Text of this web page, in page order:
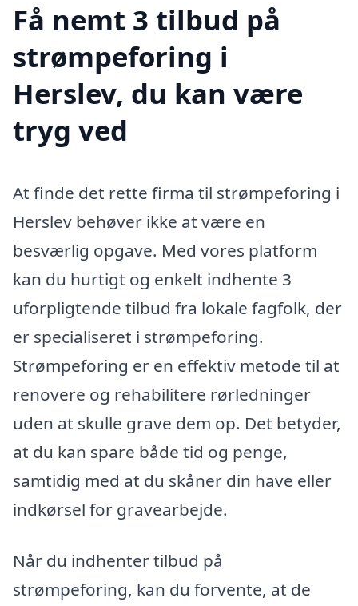
Få nemt 3 tilbud på
strømpeforing i
Herslev, du kan være
tryg ved
At finde det rette firma til strømpeforing i
Herslev behøver ikke at være en
besværlig opgave. Med vores platform
kan du hurtigt og enkelt indhente 3
uforpligtende tilbud fra lokale fagfolk, der
er specialiseret i strømpeforing.
Strømpeforing er en effektiv metode til at
renovere og rehabilitere rørledninger
uden at skulle grave dem op. Det betyder,
at du kan spare både tid og penge,
samtidig med at du skåner din have eller
indkørsel for gravearbejde.
Når du indhenter tilbud på
strømpeforing, kan du forvente, at de